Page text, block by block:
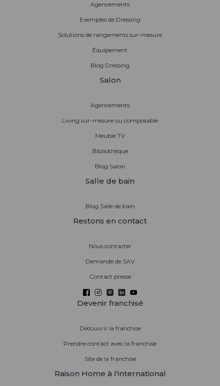
Agencements
Exemples de Dressing
Solutions de rangements sur-mesure
Équipement
Blog Dressing
Salon
Agencements
Living sur-mesure ou composable
Meuble TV
Bibliothèque
Blog Salon
Salle de bain
Blog Salle de bain
Restons en contact
Nous contacter
Demande de SAV
Contact presse
Devenir franchisé
Découvrir la franchise
Prendre contact avec la franchise
Site de la franchise
Raison Home à l'international